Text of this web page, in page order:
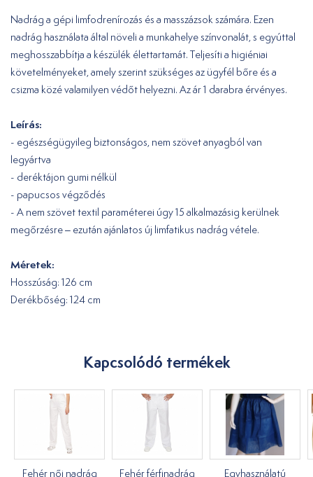
Nadrág a gépi limfodrenírozás és a masszázsok számára. Ezen
nadrág használata által növeli a munkahelye színvonalát, s egyúttal
meghosszabbítja a készülék élettartamát. Teljesíti a higiéniai
követelményeket, amely szerint szükséges az ügyfél bőre és a
csizma közé valamilyen védőt helyezni. Az ár 1 darabra érvényes.
Leírás:
- egészségügyileg biztonságos, nem szövet anyagból van
legyártva
- deréktájon gumi nélkül
- papucsos végződés
- A nem szövet textil paraméterei úgy 15 alkalmazásig kerülnek
megőrzésre – ezután ajánlatos új limfatikus nadrág vétele.
Méretek:
Hosszúság: 126 cm
Derékbőség: 124 cm
Kapcsolódó termékek
Fehér női nadrág Fehér férfinadrág Egyhasználatú